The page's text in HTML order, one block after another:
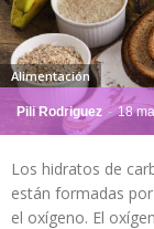
Pili Rodriguez - 18
Alimentación
Los hidratos de
están formadas
el oxígeno. El